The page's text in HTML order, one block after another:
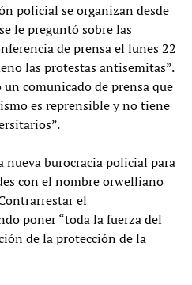
policial se organizan desde
le preguntó sobre las
de prensa el lunes 22
las protestas antisemitas”.
comunicado de prensa que
es reprensible y no tiene
nueva burocracia policial para
con el nombre orwelliano
el
poner “toda la fuerza del
de la protección de la